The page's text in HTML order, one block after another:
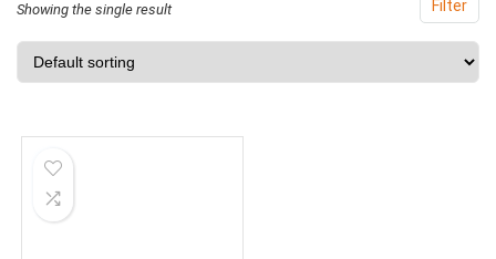
Filter
Showing the single result